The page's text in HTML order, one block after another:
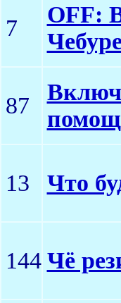
7
OFF:
87
13 Что
144 Чё